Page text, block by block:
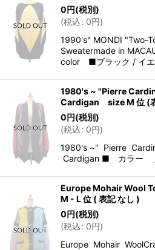
0円(税別)
(税込: 0円)
1990's" MONDI "Two-
Sweatermade in
color ■ブラック / イ
1980's ~ "Pierre
Cardigan size M 位 (
0円(税別)
(税込: 0円)
1980's ~" Pierre
Cardigan ■ カラ
Europe Mohair Wool
M - L 位 ( 表記 なし )
0円(税別)
(税込: 0円)
Europe Mohair